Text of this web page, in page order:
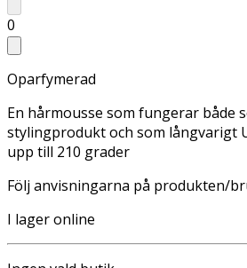
0
Oparfymerad
En hårmousse som fungerar både
stylingprodukt och som långvarigt
upp till 210 grader
Följ anvisningarna på produkten/
I lager online